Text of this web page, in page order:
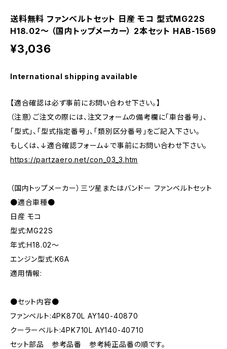
送料無料 ファンベルトセット 日産 モコ 型式MG22S
H18.02～ （国内トップメーカー） 2本セット HAB-1569
¥3,036
International shipping available
【適合確認は必ず事前にお問い合わせ下さい。】
（注意）ご注文の際には、注文フォームの備考欄に「車台番号」、
「型式」、「型式指定番号」、「類別区分番号」をご記入下さい。
もしくは、↓適合確認フォーム↓で事前にお問い合わせ下さい。
https://partzaero.net/con_03_3.htm
（国内トップメーカー）三ツ星またはバンドー ファンベルトセット
●適合車種●
日産 モコ
型式:MG22S
年式:H18.02～
エンジン型式:K6A
適用情報:
●セット内容●
ファンベルト:4PK870L AY140-40870
クーラーベルト:4PK710L AY140-40710
セット部品 参考品番 参考純正品番の順です。